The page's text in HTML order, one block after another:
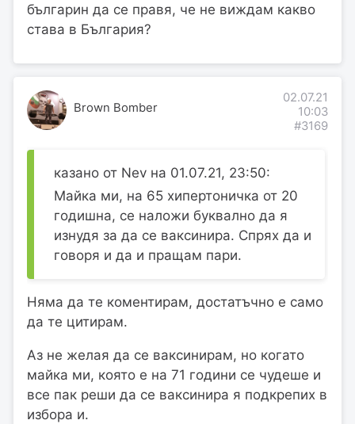
българин да се правя, че не виждам какво
става в България?
Brown Bomber
02.07.21
10:03
#3169
казано от Nev на 01.07.21, 23:50:
Майка ми, на 65 хипертоничка от 20
годишна, се наложи буквално да я
изнудя за да се ваксинира. Спрях да и
говоря и да и пращам пари.
Няма да те коментирам, достатъчно е само
да те цитирам.
Аз не желая да се ваксинирам, но когато
майка ми, която е на 71 години се чудеше и
все пак реши да се ваксинира я подкрепих в
избора и.